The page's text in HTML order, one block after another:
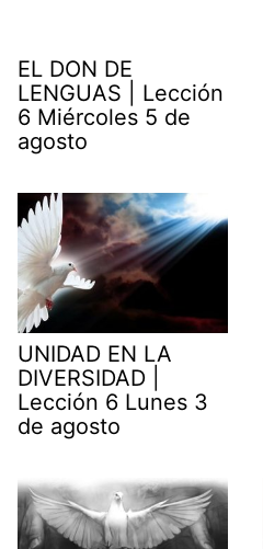
EL DON DE
LENGUAS | Lección
6 Miércoles 5 de
agosto
UNIDAD EN LA
DIVERSIDAD |
Lección 6 Lunes 3
de agosto